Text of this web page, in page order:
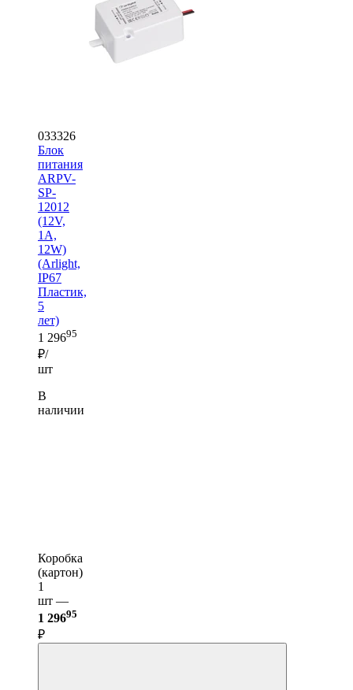
033326
Блок
питания
ARPV-
SP-
12012
(12V,
1A,
12W)
(Arlight,
IP67
Пластик,
5
лет)
1 29695
₽/
шт
В
наличии
Коробка
(картон)
1
шт —
1 29695
₽